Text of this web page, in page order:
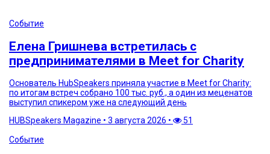
Событие
Елена Гришнева встретилась с
предпринимателями в Meet for Charity
Основатель HubSpeakers приняла участие в Meet for Charity:
по итогам встреч собрано 100 тыс. руб., а один из меценатов
выступил спикером уже на следующий день
HUBSpeakers Magazine • 3 августа 2026 •
51
Событие